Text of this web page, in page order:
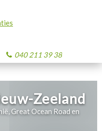
040 211 39 38
Zeeland
Great Ocean Road en